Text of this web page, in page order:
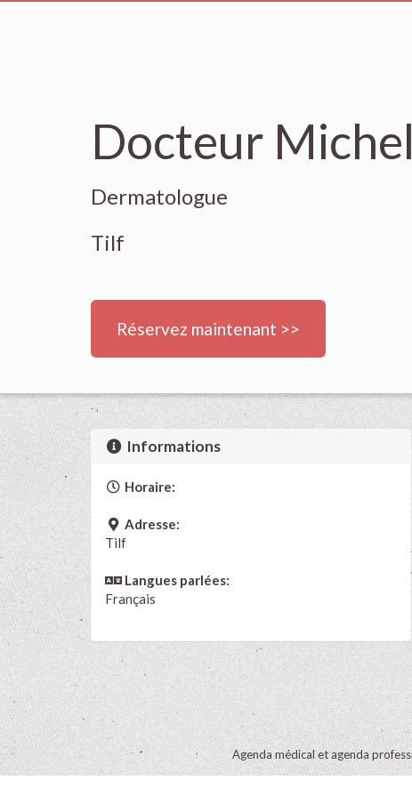
Docteur
Dermatologue
Tilf
Réservez maintenant >>
Informations
Horaire:
Adresse:
Tilf
Langues parlées:
Français
Agenda médical et agenda